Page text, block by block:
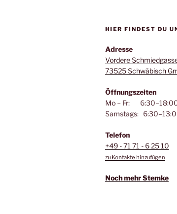
HIER FINDEST DU
Adresse
Vordere
73525 Schwäbisch
Öffnungszeiten
Mo – Fr:
Samstags:
Telefon
+49 - 71 71 - 6 25 10
zu Kontakte hinzufügen
Noch mehr Stemke